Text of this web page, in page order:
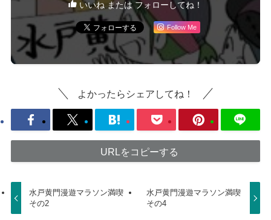
いいね または フォローしてね！
Follow Me
よかったらシェアしてね！
URLをコピーする
水戸黄門漫遊マラソン満喫
その2
水戸黄門漫遊マラソン満喫
その4